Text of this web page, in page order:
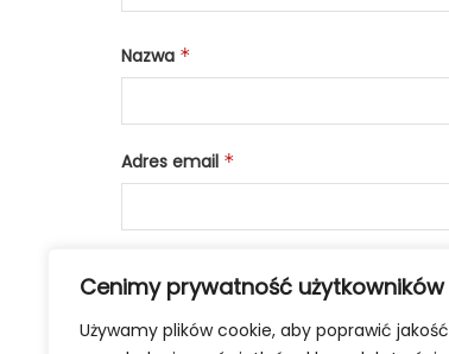
Cenimy prywatność użytkowników
Używamy plików cookie, aby poprawić jakość
Nazwa *
Adres email *